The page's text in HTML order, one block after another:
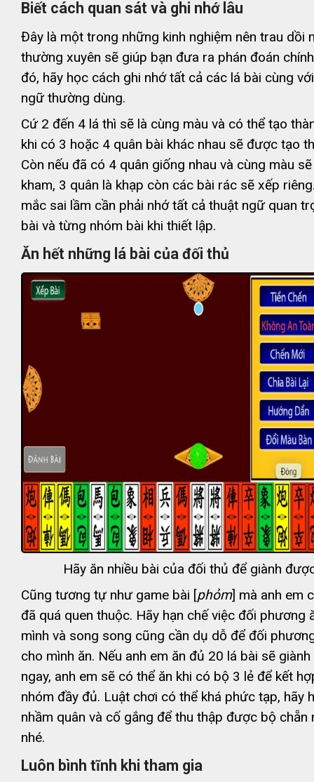
Biết cách quan sát và ghi nhớ lâu
Đây là một trong những kinh nghiệm nên trau dồi
thường xuyên sẽ giúp bạn đưa ra phán đoán
đó, hãy học cách ghi nhớ tất cả các lá bài cùng
ngữ thường dùng.
Cứ 2 đến 4 lá thì sẽ là cùng màu và có thể tạo
khi có 3 hoặc 4 quân bài khác nhau sẽ được tạo
Còn nếu đã có 4 quân giống nhau và cùng màu
kham, 3 quân là khạp còn các bài rác sẽ xếp
mắc sai lầm cần phải nhớ tất cả thuật ngữ quan
bài và từng nhóm bài khi thiết lập.
Ăn hết những lá bài của đối thủ
Hãy ăn nhiều bài của đối thủ để giành
Cũng tương tự như game bài [phỏm] mà anh em
đã quá quen thuộc. Hãy hạn chế việc đối phương
mình và song song cũng cần dụ dỗ để đối
cho mình ăn. Nếu anh em ăn đủ 20 lá bài sẽ
ngay, anh em sẽ có thể ăn khi có bộ 3 lẻ để kết
nhóm đầy đủ. Luật chơi có thể khá phức tạp, hãy
nhầm quân và cố gắng để thu thập được bộ chẵn
nhé.
Luôn bình tĩnh khi tham gia